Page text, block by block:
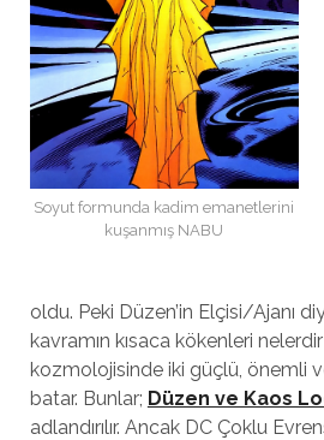
Soyut formunda kadim emanetlerini
kuşanmış NABU
oldu. Peki Düzen’in Elçisi/Ajanı
kavramın kısaca kökenleri nelerdir
kozmolojisinde iki güçlü, önemli
batar. Bunlar; Düzen ve Kaos
adlandırılır. Ancak DC Çoklu